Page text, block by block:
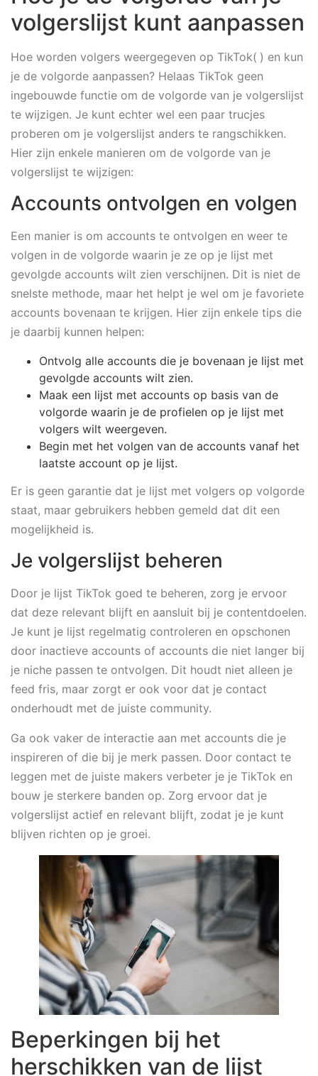
volgerslijst kunt aanpassen
Hoe worden volgers weergegeven op TikTok( ) en kun
je de volgorde aanpassen? Helaas TikTok geen
ingebouwde functie om de volgorde van je volgerslijst
te wijzigen. Je kunt echter wel een paar trucjes
proberen om je volgerslijst anders te rangschikken.
Hier zijn enkele manieren om de volgorde van je
volgerslijst te wijzigen:
Accounts ontvolgen en volgen
Een manier is om accounts te ontvolgen en weer te
volgen in de volgorde waarin je ze op je lijst met
gevolgde accounts wilt zien verschijnen. Dit is niet de
snelste methode, maar het helpt je wel om je favoriete
accounts bovenaan te krijgen. Hier zijn enkele tips die
je daarbij kunnen helpen:
Ontvolg alle accounts die je bovenaan je lijst met
gevolgde accounts wilt zien.
Maak een lijst met accounts op basis van de
volgorde waarin je de profielen op je lijst met
volgers wilt weergeven.
Begin met het volgen van de accounts vanaf het
laatste account op je lijst.
Er is geen garantie dat je lijst met volgers op volgorde
staat, maar gebruikers hebben gemeld dat dit een
mogelijkheid is.
Je volgerslijst beheren
Door je lijst TikTok goed te beheren, zorg je ervoor
dat deze relevant blijft en aansluit bij je contentdoelen.
Je kunt je lijst regelmatig controleren en opschonen
door inactieve accounts of accounts die niet langer bij
je niche passen te ontvolgen. Dit houdt niet alleen je
feed fris, maar zorgt er ook voor dat je contact
onderhoudt met de juiste community.
Ga ook vaker de interactie aan met accounts die je
inspireren of die bij je merk passen. Door contact te
leggen met de juiste makers verbeter je je TikTok en
bouw je sterkere banden op. Zorg ervoor dat je
volgerslijst actief en relevant blijft, zodat je je kunt
blijven richten op je groei.
Beperkingen bij het
herschikken van de lijst